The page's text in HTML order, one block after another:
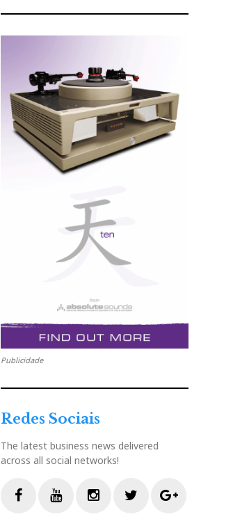
Publicidade
Redes Sociais
The latest business news delivered
across all social networks!